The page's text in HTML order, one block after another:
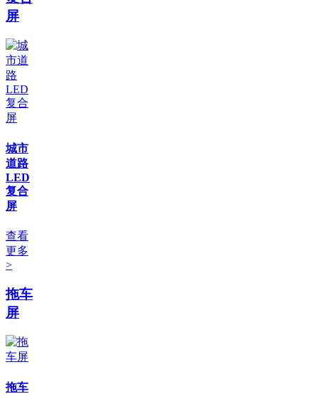
屏
城市
道路
LED
复合
屏
查看
更多
>
拖车
屏
拖车